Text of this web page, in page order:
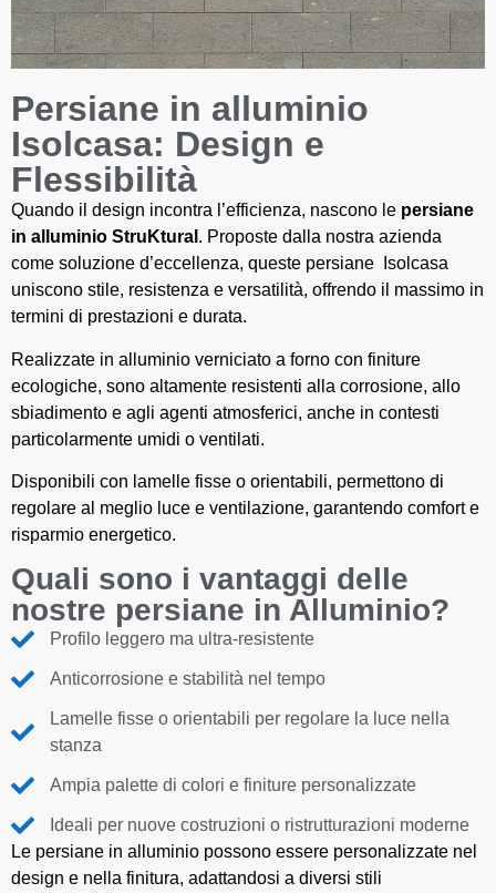
Persiane in alluminio
Isolcasa: Design e
Flessibilità
Quando il design incontra l’efficienza, nascono le persiane
in alluminio StruKtural . Proposte dalla nostra azienda
come soluzione d’eccellenza, queste persiane Isolcasa
uniscono stile, resistenza e versatilità, offrendo il massimo in
termini di prestazioni e durata.
Realizzate in alluminio verniciato a forno con finiture
ecologiche, sono altamente resistenti alla corrosione, allo
sbiadimento e agli agenti atmosferici, anche in contesti
particolarmente umidi o ventilati.
Disponibili con lamelle fisse o orientabili, permettono di
regolare al meglio luce e ventilazione, garantendo comfort e
risparmio energetico.
Quali sono i vantaggi delle
nostre persiane in Alluminio?
Profilo leggero ma ultra-resistente
Anticorrosione e stabilità nel tempo
Lamelle fisse o orientabili per regolare la luce nella
stanza
Ampia palette di colori e finiture personalizzate
Ideali per nuove costruzioni o ristrutturazioni moderne
Le persiane in alluminio possono essere personalizzate nel
design e nella finitura, adattandosi a diversi stili